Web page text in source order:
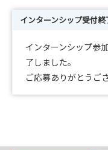
インターンシップ受付終
インターンシップ参
了しました。
ご応募ありがとうご